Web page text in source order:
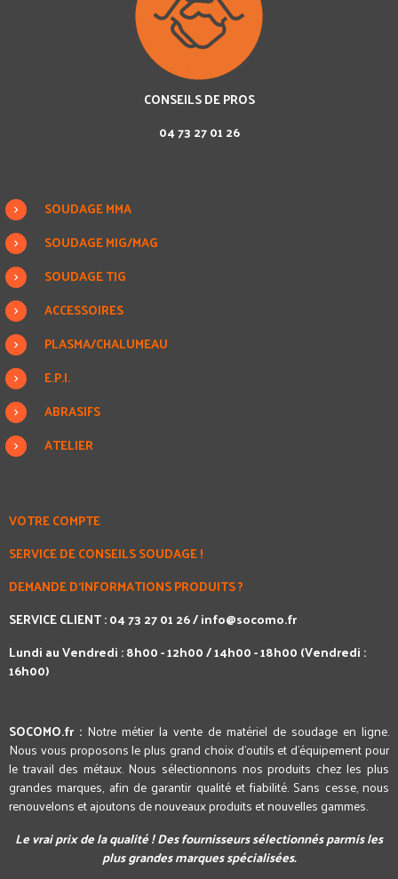
CONSEILS DE PROS
04 73 27 01 26
SOUDAGE MMA
SOUDAGE MIG/MAG
SOUDAGE TIG
ACCESSOIRES
PLASMA/CHALUMEAU
E.P.I.
ABRASIFS
ATELIER
VOTRE COMPTE
SERVICE DE CONSEILS SOUDAGE !
DEMANDE D'INFORMATIONS PRODUITS ?
SERVICE CLIENT : 04 73 27 01 26 /info@socomo.fr
Lundi au Vendredi : 8h00 - 12h00 / 14h00 - 18h00 (Vendredi :
16h00)
SOCOMO.fr : Notre métier la vente de matériel de soudage en ligne.
Nous vous proposons le plus grand choix d'outils et d'équipement pour
le travail des métaux. Nous sélectionnons nos produits chez les plus
grandes marques, afin de garantir qualité et fiabilité. Sans cesse, nous
renouvelons et ajoutons de nouveaux produits et nouvelles gammes.
Le vrai prix de la qualité ! Des fournisseurs sélectionnés parmis les
plus grandes marques spécialisées.